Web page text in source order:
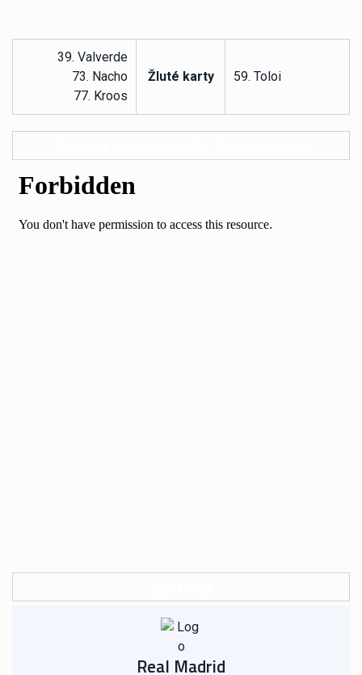
39. Valverde
73. Nacho
77. Kroos
Žluté karty 59. Toloi
Real Madrid